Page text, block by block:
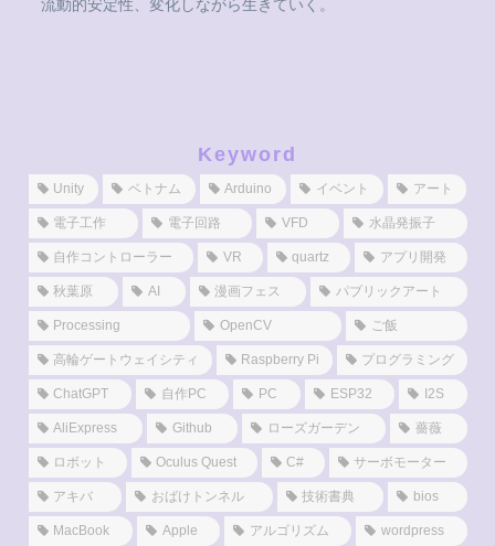
流動的安定性、変化しながら生きていく。
Keyword
Unity ベトナム Arduino イベント アート
電子工作 電子回路 VFD 水晶発振子
自作コントローラー VR quartz アプリ開発
秋葉原 AI 漫画フェス パブリックアート
Processing OpenCV ご飯
高輪ゲートウェイシティ Raspberry Pi プログラミング
ChatGPT 自作PC PC ESP32 I2S
AliExpress Github ローズガーデン 薔薇
ロボット Oculus Quest C# サーボモーター
アキバ おばけトンネル 技術書典 bios
MacBook Apple アルゴリズム wordpress